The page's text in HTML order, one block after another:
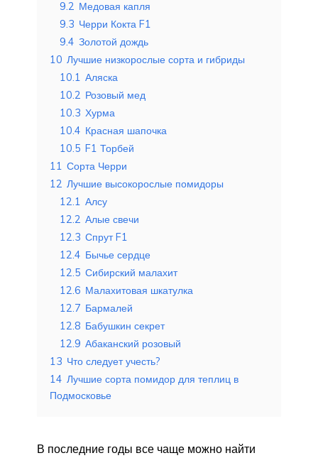
9.2 Медовая капля
9.3 Черри Кокта F1
9.4 Золотой дождь
10 Лучшие низкорослые сорта и гибриды
10.1 Аляска
10.2 Розовый мед
10.3 Хурма
10.4 Красная шапочка
10.5 F1 Торбей
11 Сорта Черри
12 Лучшие высокорослые помидоры
12.1 Алсу
12.2 Алые свечи
12.3 Спрут F1
12.4 Бычье сердце
12.5 Сибирский малахит
12.6 Малахитовая шкатулка
12.7 Бармалей
12.8 Бабушкин секрет
12.9 Абаканский розовый
13 Что следует учесть?
14 Лучшие сорта помидор для теплиц в
Подмосковье
В последние годы все чаще можно найти